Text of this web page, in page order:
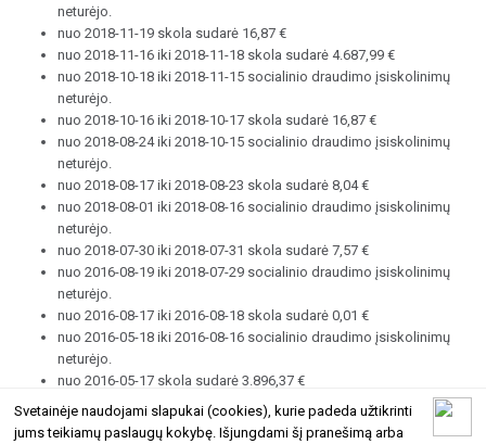
Svetainėje naudojami slapukai (cookies), kurie padeda užtikrinti
jums teikiamų paslaugų kokybę. Išjungdami šį pranešimą arba
neturėjo.
nuo 2018-11-19 skola sudarė 16,87 €
nuo 2018-11-16 iki 2018-11-18 skola sudarė 4.687,99 €
nuo 2018-10-18 iki 2018-11-15 socialinio draudimo įsiskolinimų
neturėjo.
nuo 2018-10-16 iki 2018-10-17 skola sudarė 16,87 €
nuo 2018-08-24 iki 2018-10-15 socialinio draudimo įsiskolinimų
neturėjo.
nuo 2018-08-17 iki 2018-08-23 skola sudarė 8,04 €
nuo 2018-08-01 iki 2018-08-16 socialinio draudimo įsiskolinimų
neturėjo.
nuo 2018-07-30 iki 2018-07-31 skola sudarė 7,57 €
nuo 2016-08-19 iki 2018-07-29 socialinio draudimo įsiskolinimų
neturėjo.
nuo 2016-08-17 iki 2016-08-18 skola sudarė 0,01 €
nuo 2016-05-18 iki 2016-08-16 socialinio draudimo įsiskolinimų
neturėjo.
nuo 2016-05-17 skola sudarė 3.896,37 €
© 2026 Geltoni.lt